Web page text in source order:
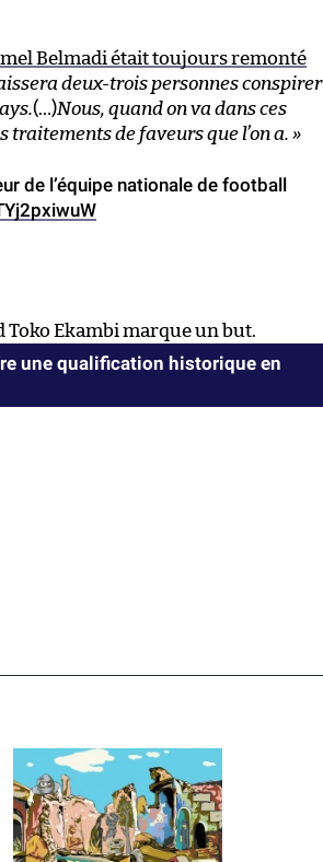
Belmadi était toujours remonté
deux-trois personnes conspirer
(…)Nous, quand on va dans ces
traitements de faveurs que l’on a. »
de l’équipe nationale de football
Toko Ekambi marque un but.
une qualification historique en